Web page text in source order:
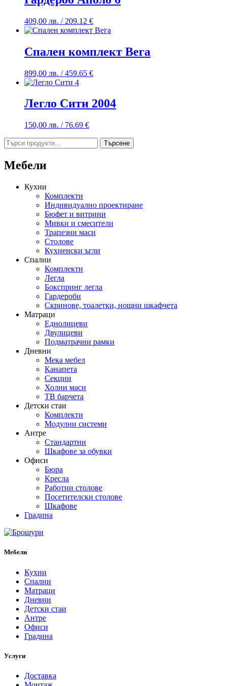
409,00 лв. / 209.12 €
Спален комплект Вега
899,00 лв. / 459.65 €
Легло Сити 2004
150,00 лв. / 76.69 €
Търсене
за:
Търсене
Мебели
Кухни
Комплекти
Индивидуално проектиране
Бюфет и витрини
Мивки и смесители
Трапезни маси
Столове
Кухненски ъгли
Спални
Комплекти
Легла
Бокспринг легла
Гардероби
Скринове, тоалетки, нощни шкафчета
Матраци
Еднолицеви
Двулицеви
Подматрачни рамки
Дневни
Мека мебел
Канапета
Секции
Холни маси
ТВ барчета
Детски стаи
Комплекти
Модулни системи
Антре
Стандартни
Шкафове за обувки
Офиси
Бюра
Кресла
Работни столове
Посетителски столове
Шкафове
Градина
Мебели
Кухни
Спални
Матраци
Дневни
Детски стаи
Антре
Офиси
Градина
Услуги
Доставка